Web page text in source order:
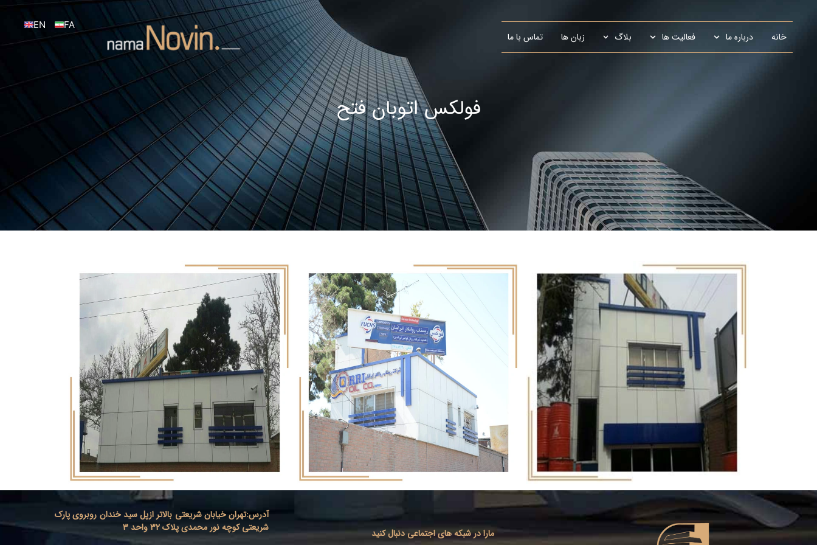
خانه درباره ما فعالیت ها بلاگ زبان ها تماس با ما
FA
EN
فولکس اتوبان فتح
مارا در شبکه های اجتماعی دنبال کنید
آدرس:تهران خیابان شریعتی بالاتر ازپل سید خندان روبروی پارک
شریعتی کوچه نور محمدی پلاک 32 واحد 3